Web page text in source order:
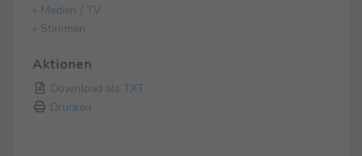
» Medien / TV
» Stimmen
Aktionen
Download als TXT
Drucken